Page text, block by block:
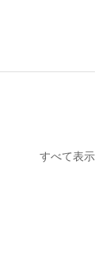
すべて表示